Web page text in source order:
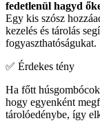
fedetlenül hagyd
Egy kis szósz
kezelés és tárolás
fogyaszthatóságukat.
✅ Érdekes tény
Ha főtt
hogy egyenként
tárolóedénybe, így